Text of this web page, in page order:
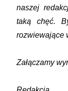
naszej
taką chęć.
rozwiewające
Załączamy